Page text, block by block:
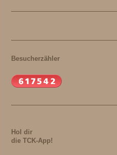
Besucherzähler
Hol dir
die TCK-App!